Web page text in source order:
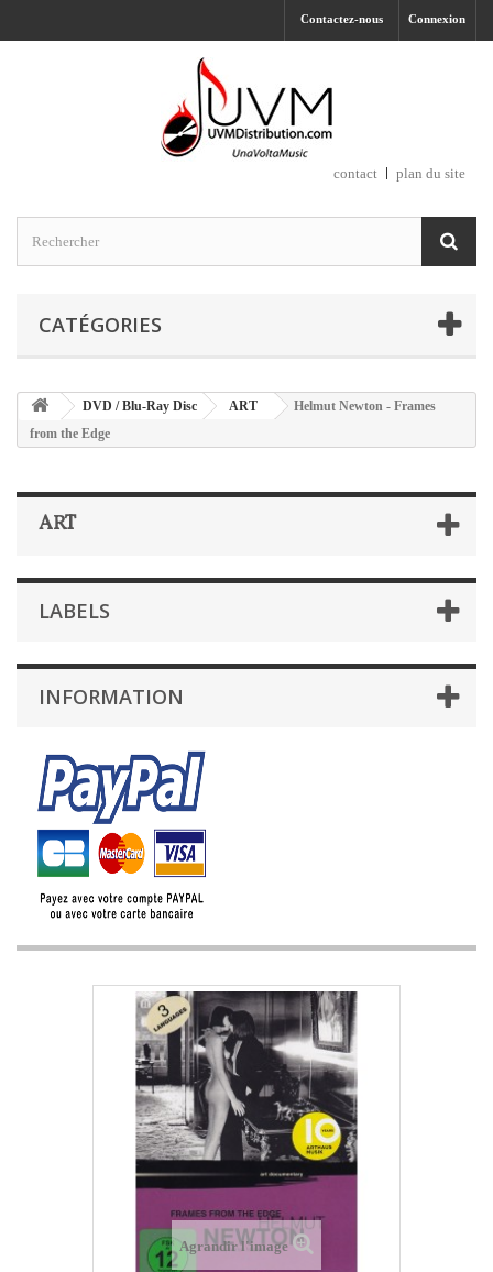
Connexion
Contactez-nous
contact plan du site
CATÉGORIES
DVD / Blu-Ray Disc ART
Helmut Newton - Frames
from the Edge
ART
LABELS
INFORMATION
Agrandir l'image